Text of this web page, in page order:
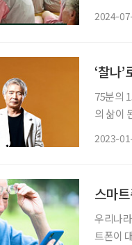
2024-
‘찰나
75분의
의 삶이
2023-
스마
우리나
트폰이 대중화된